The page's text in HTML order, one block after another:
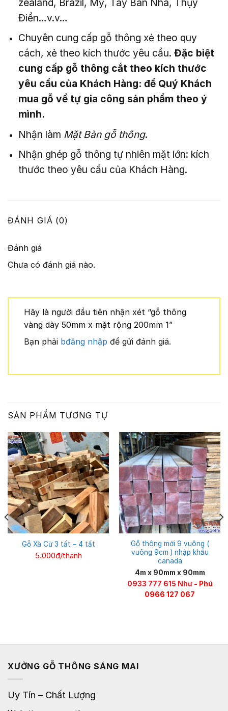
Điển…v.v…
Chuyên cung cấp gỗ thông xẻ theo quy
cách, xẻ theo kích thước yêu cầu. Đặc biệt
cung cấp gỗ thông cắt theo kích thước
yêu cầu của Khách Hàng: để Quý Khách
mua gỗ về tự gia công sản phẩm theo ý
mình.
Nhận làm Mặt Bàn gỗ thông.
Nhận ghép gỗ thông tự nhiên mặt lớn: kích
thước theo yêu cầu của Khách Hàng.
ĐÁNH GIÁ (0)
Đánh giá
Chưa có đánh giá nào.
Hãy là người đầu tiên nhận xét “gỗ thông
vàng dày 50mm x mặt rộng 200mm 1”
Bạn phải bđăng nhập để gửi đánh giá.
SẢN PHẨM TƯƠNG TỰ
Gỗ Xà Cừ 3 tất – 4 tất
5.000đ/thanh
Gỗ thông mới 9 vuông (
vuông 9cm ) nhập khẩu
canada
4m x 90mm x 90mm
0933 777 615 Như- Phú
0966 127 067
XƯỞNG GỖ THÔNG SÁNG MAI
Uy Tín – Chất Lượng